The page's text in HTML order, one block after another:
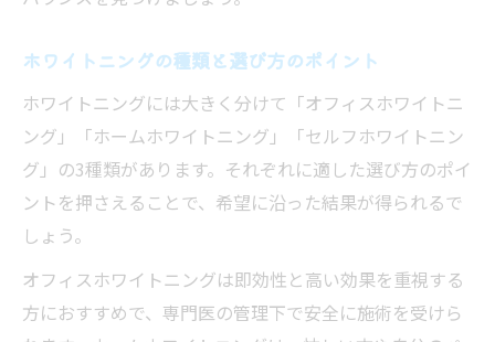
ホワイトニングの種類と選び方のポイント
ホワイトニングには大きく分けて「オフィスホワイトニ
ング」「ホームホワイトニング」「セルフホワイトニン
グ」の3種類があります。それぞれに適した選び方のポイ
ントを押さえることで、希望に沿った結果が得られるで
しょう。
オフィスホワイトニングは即効性と高い効果を重視する
方におすすめで、専門医の管理下で安全に施術を受けら